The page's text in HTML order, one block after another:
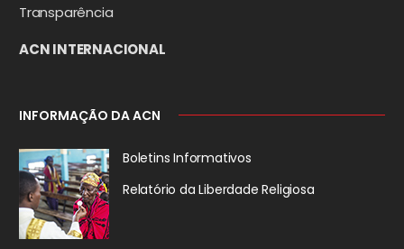
Transparência
ACN INTERNACIONAL
INFORMAÇÃO DA ACN
Boletins Informativos
Relatório da Liberdade Religiosa